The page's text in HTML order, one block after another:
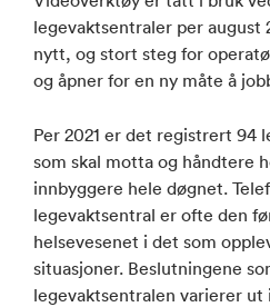
legevaktsentraler per august
nytt, og stort steg for
og åpner for en ny måte å
Per 2021 er det registrert 94
som skal motta og håndtere
innbyggere hele døgnet.
legevaktsentral er ofte den
helsevesenet i det som
situasjoner. Beslutningene
legevaktsentralen varierer ut